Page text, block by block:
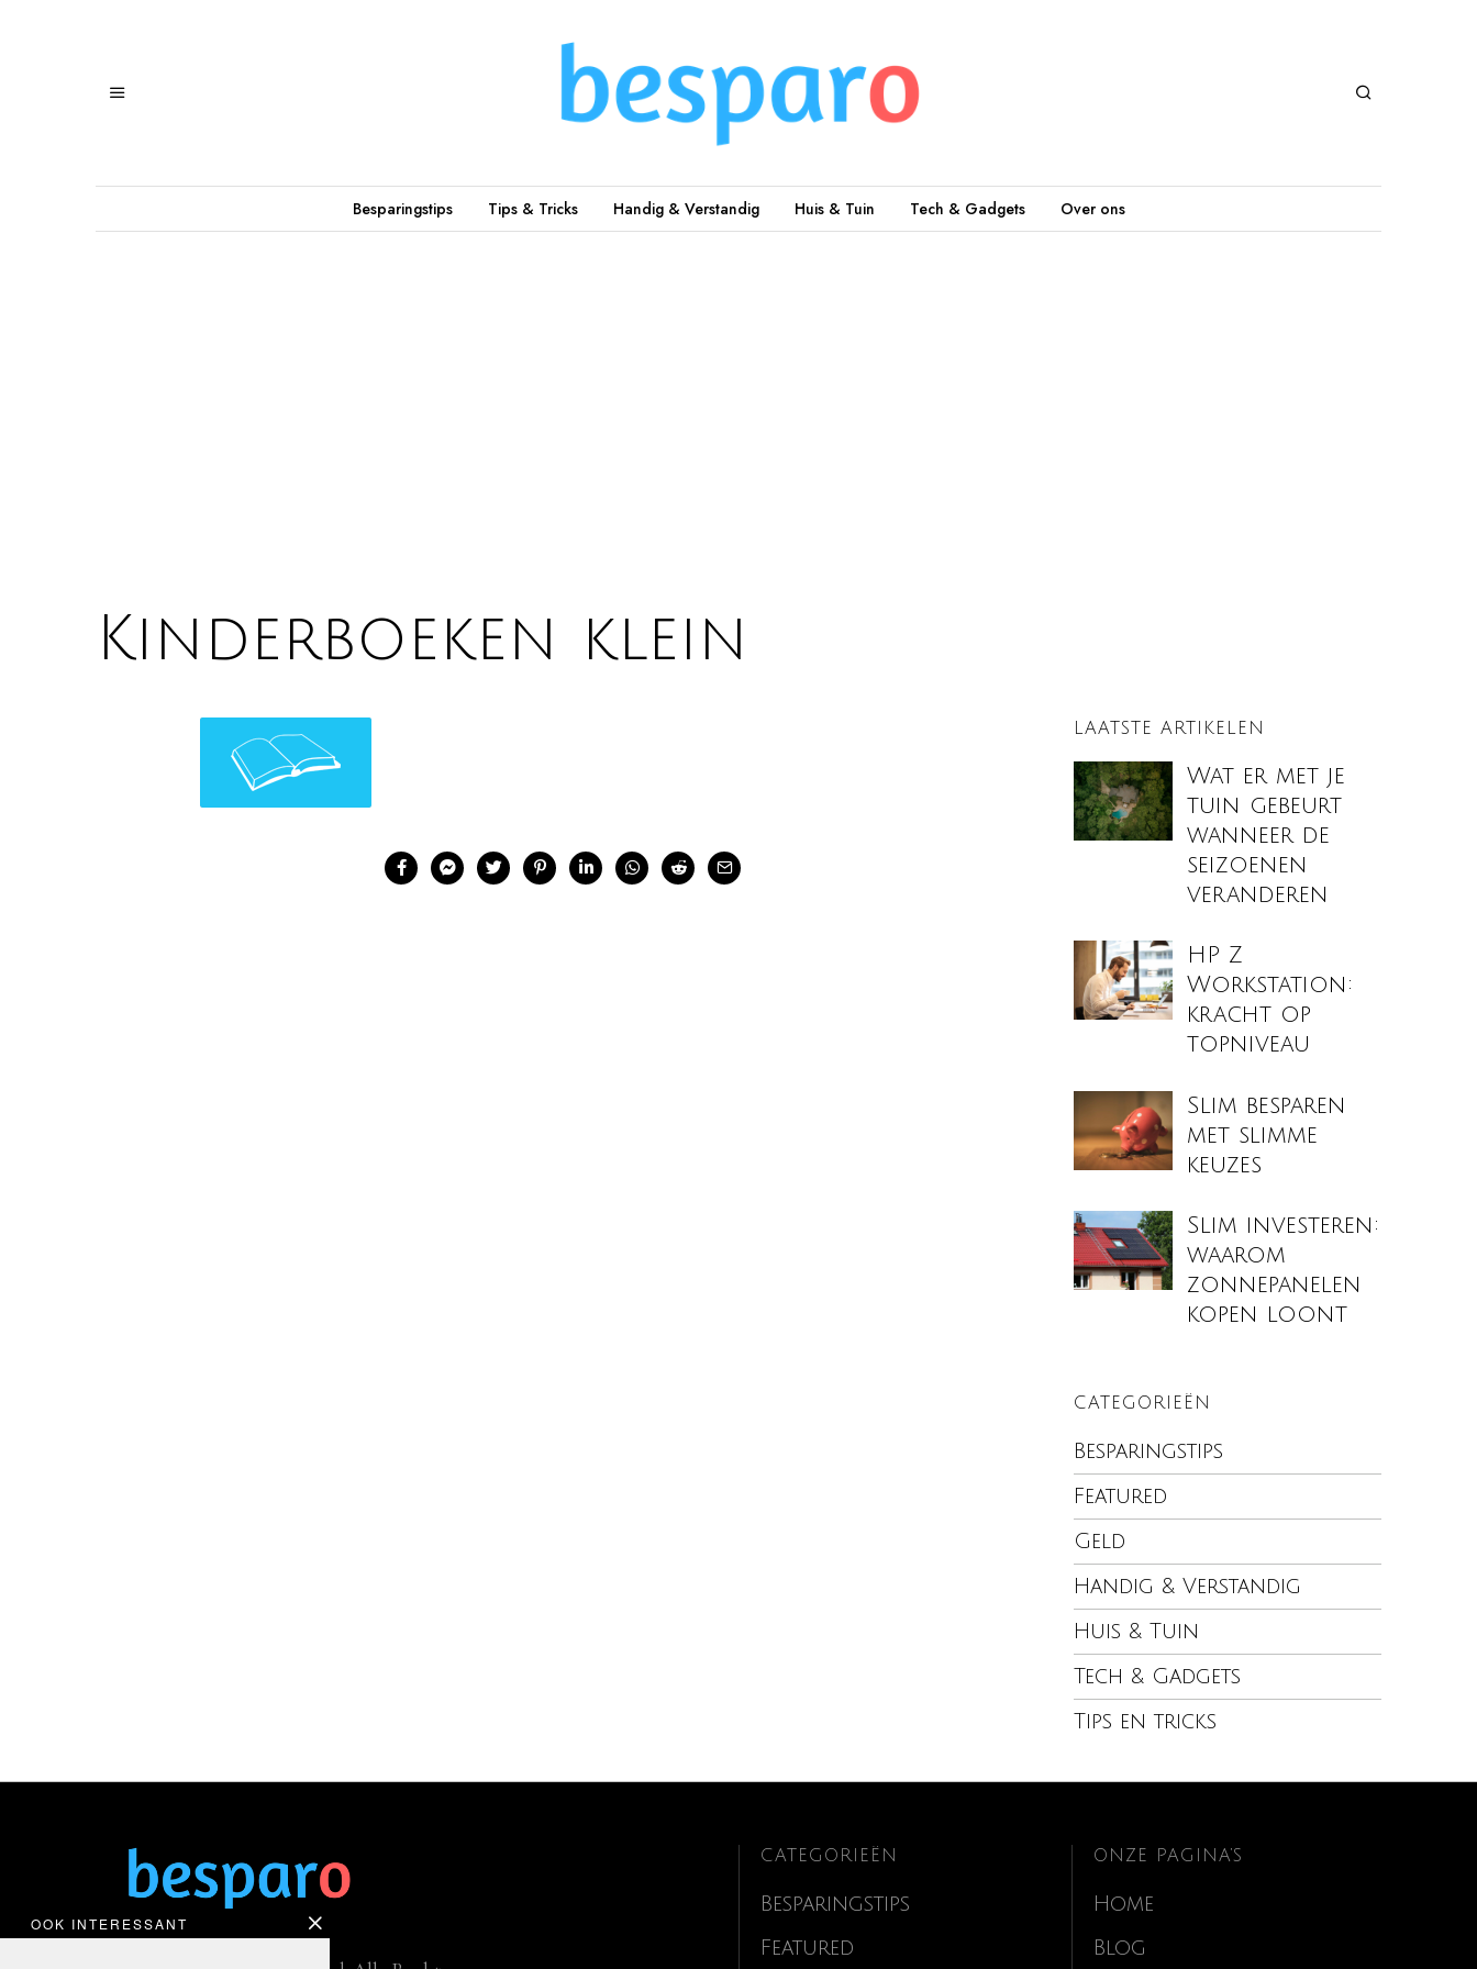
Besparingstips Tips & Tricks Handig & Verstandig Huis & Tuin Tech & Gadgets Over ons
Kinderboeken klein
LAATSTE ARTIKELEN
Wat er met je
tuin gebeurt
wanneer de
seizoenen
veranderen
HP Z
Workstation:
kracht op
topniveau
Slim besparen
met slimme
keuzes
Slim investeren:
waarom
zonnepanelen
kopen loont
CATEGORIEËN
Besparingstips
Featured
Geld
Handig & Verstandig
Huis & Tuin
Tech & Gadgets
Tips en tricks
OOK INTERESSANT
CATEGORIEËN
Besparingstips
Featured
ONZE PAGINA’S
Home
Blog